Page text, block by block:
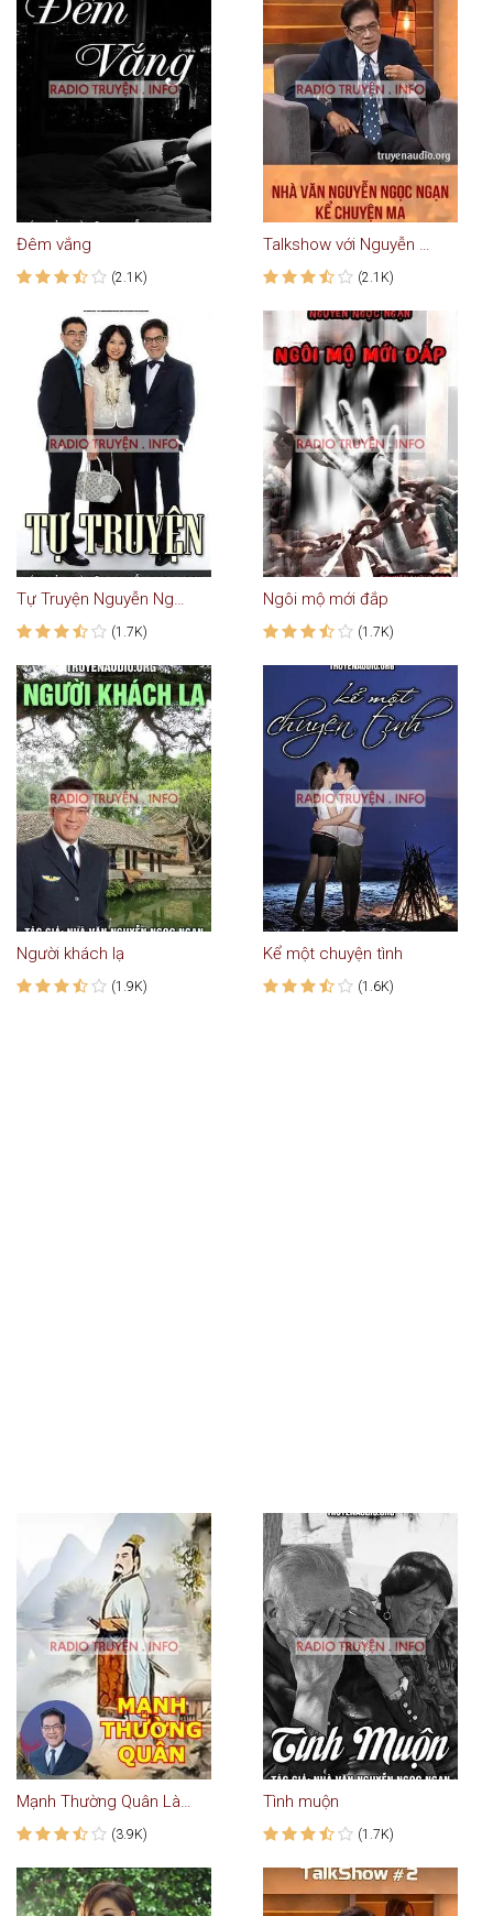
Đêm vắng
(2.1K)
Talkshow với Nguyễn Ngọc Ngạn #1: Kể Truyện Ma
(2.1K)
Tự Truyện Nguyễn Ngọc Ngạn
(1.7K)
Ngôi mộ mới đắp
(1.7K)
Người khách lạ
(1.9K)
Kể một chuyện tình
(1.6K)
Mạnh Thường Quân Là Ai
(3.9K)
Tình muộn
(1.7K)